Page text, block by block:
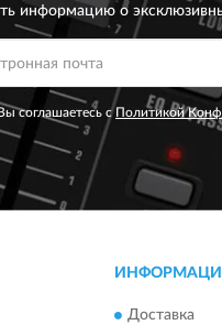
информацию о
соглашаетесь сПолитикой
Доставка